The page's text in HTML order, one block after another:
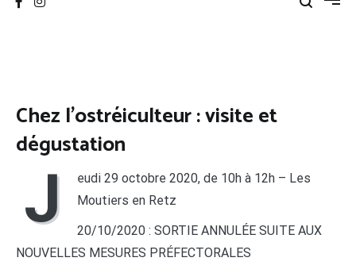
Chez l’ostréiculteur : visite et
dégustation
J
eudi 29 octobre 2020, de 10h à 12h – Les
Moutiers en Retz
20/10/2020 : SORTIE ANNULÉE SUITE AUX
NOUVELLES MESURES PRÉFECTORALES